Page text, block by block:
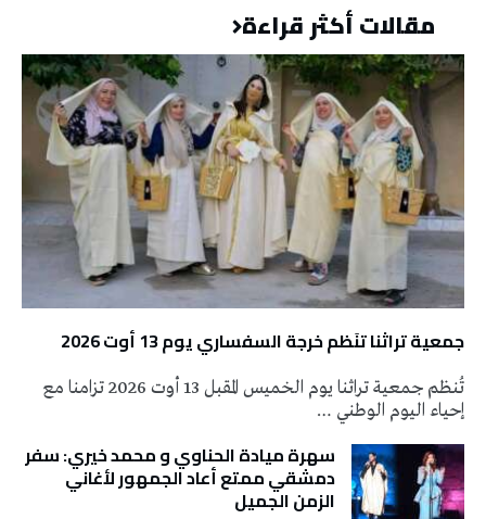
مقالات أكثر قراءة
جمعية تراثنا تنَظم خرجة السفساري يوم 13 أوت 2026
تُنظم جمعية تراثنا يوم الخميس المقبل 13 أوت 2026 تزامنا مع
إحياء اليوم الوطني …
سهرة ميادة الحناوي و محمد خيري: سفر
دمشقي ممتع أعاد الجمهور لأغاني
الزمن الجميل